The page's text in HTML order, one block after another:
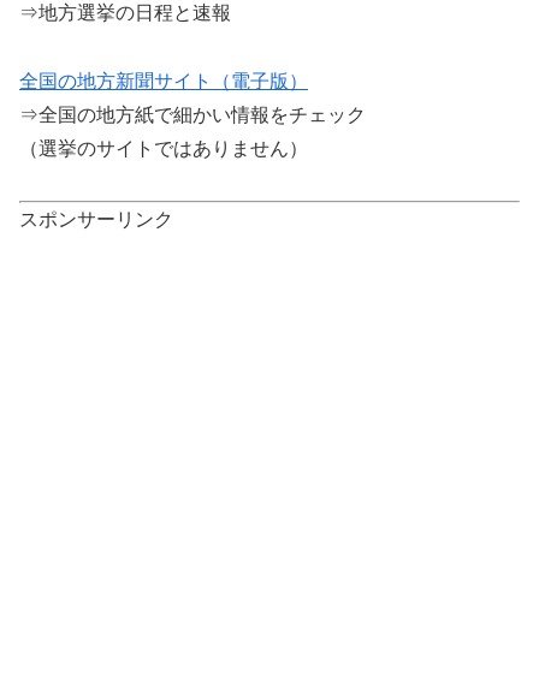
⇒地方選挙の日程と速報
全国の地方新聞サイト（電子版）
⇒全国の地方紙で細かい情報をチェック
（選挙のサイトではありません）
スポンサーリンク